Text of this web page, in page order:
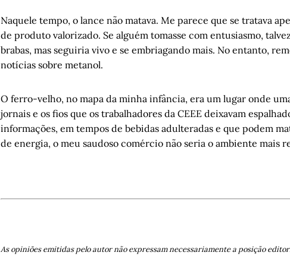
Naquele tempo, o lance não matava. Me parece que se tratava
de produto valorizado. Se alguém tomasse com entusiasmo,
brabas, mas seguiria vivo e se embriagando mais. No entanto,
notícias sobre metanol.
O ferro-velho, no mapa da minha infância, era um lugar onde
jornais e os fios que os trabalhadores da CEEE deixavam
informações, em tempos de bebidas adulteradas e que podem
de energia, o meu saudoso comércio não seria o ambiente mais
As opiniões emitidas pelo autor não expressam necessariamente a posição